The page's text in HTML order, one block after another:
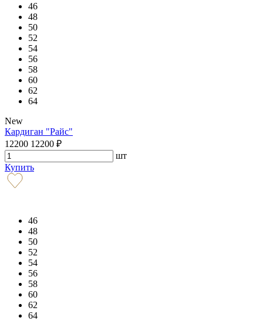
46
48
50
52
54
56
58
60
62
64
New
Кардиган "Райс"
12200 12200 ₽
шт
Купить
46
48
50
52
54
56
58
60
62
64